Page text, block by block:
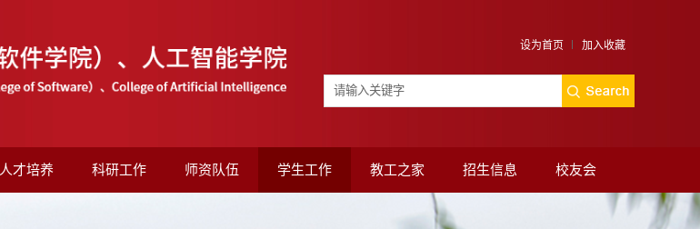
设为首页 加入收藏
人才培养 科研工作 师资队伍 学生工作 教工之家 招生信息 校友会